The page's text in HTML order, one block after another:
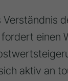
einen
aktiv an